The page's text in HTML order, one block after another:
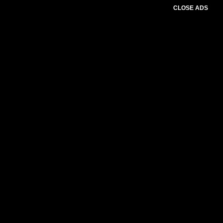
CLOSE ADS